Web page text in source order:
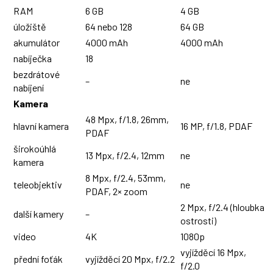
RAM
6 GB
4 GB
úložiště
64 nebo 128
64 GB
akumulátor
4000 mAh
4000 mAh
nabíječka
18
bezdrátové
nabíjení
–
ne
Kamera
hlavní kamera
48 Mpx, f/1.8, 26mm,
PDAF
16 MP, f/1.8, PDAF
širokoúhlá
kamera
13 Mpx, f/2.4, 12mm ne
teleobjektiv
8 Mpx, f/2.4, 53mm,
PDAF, 2× zoom
ne
další kamery –
2 Mpx, f/2.4 (hloubka
ostrosti)
video
4K
1080p
přední foťák
vyjížděcí 20 Mpx, f/2.2
vyjížděcí 16 Mpx,
f/2.0